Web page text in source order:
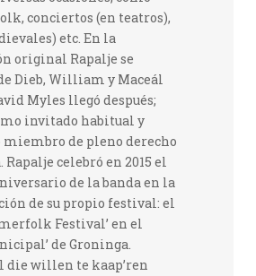
conciertos (en teatros),
etc. En la
original Rapalje se
Dieb, William y Maceál
Myles llegó después;
invitado habitual y
miembro de pleno derecho
Rapalje celebró en 2015 el
de la banda en la
de su propio festival: el
Festival’ en el
de Groninga.
die willen te kaap’ren